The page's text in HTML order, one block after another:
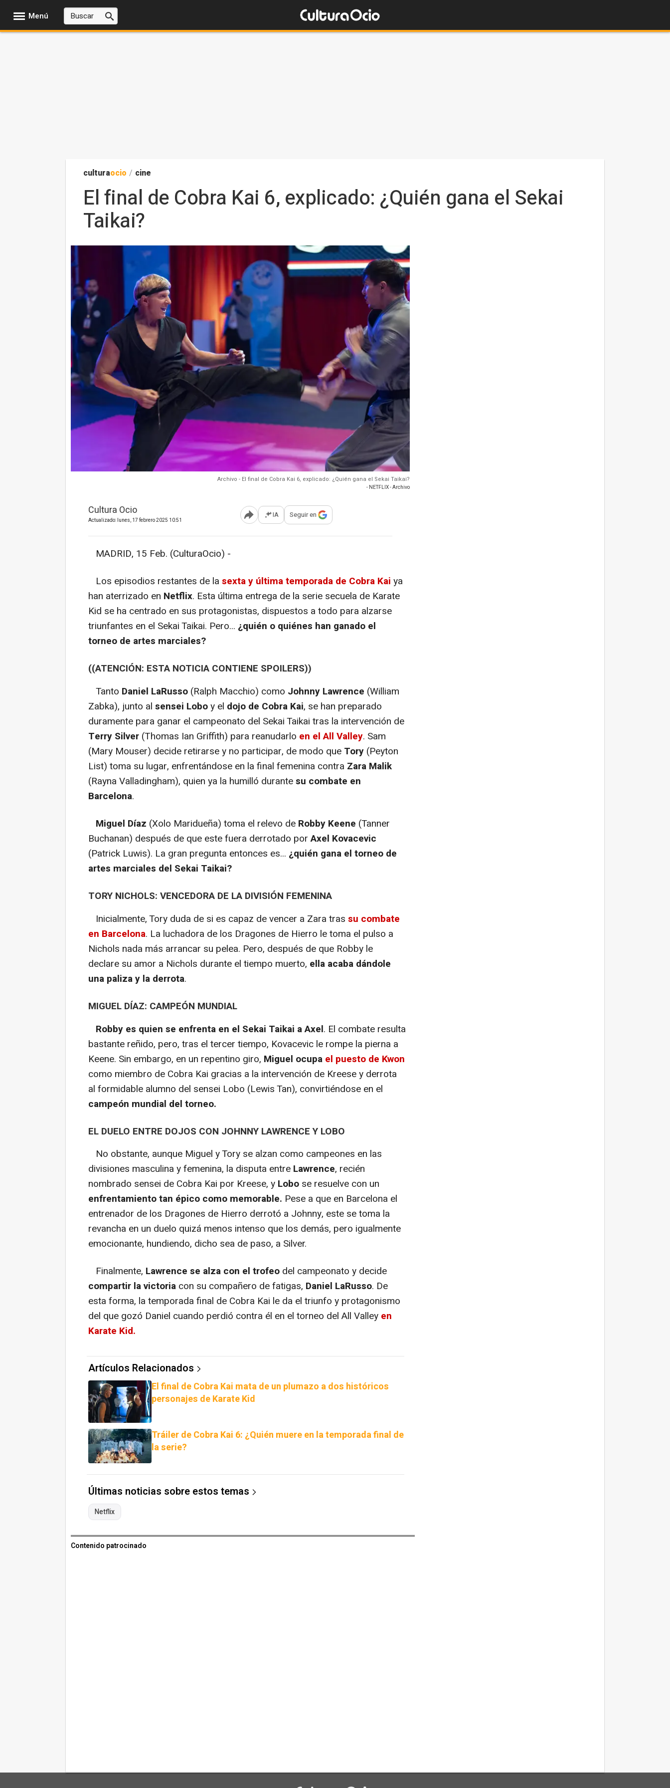
Menú
culturaocio / cine
El final de Cobra Kai 6, explicado: ¿Quién gana el Sekai
Taikai?
Archivo - El final de Cobra Kai 6, explicado: ¿Quién gana el Sekai Taikai?
- NETFLIX - Archivo
Cultura Ocio
Actualizado: lunes, 17 febrero 2025 10:51 Abrir opciones para compartir
IA Seguir en
MADRID, 15 Feb. (CulturaOcio) -
Los episodios restantes de la sexta y última temporada de Cobra Kai ya
han aterrizado en Netflix. Esta última entrega de la serie secuela de Karate
Kid se ha centrado en sus protagonistas, dispuestos a todo para alzarse
triunfantes en el Sekai Taikai. Pero... ¿quién o quiénes han ganado el
torneo de artes marciales?
((ATENCIÓN: ESTA NOTICIA CONTIENE SPOILERS))
Tanto Daniel LaRusso (Ralph Macchio) como Johnny Lawrence (William
Zabka), junto al sensei Loboy el dojo de Cobra Kai, se han preparado
duramente para ganar el campeonato del Sekai Taikai tras la intervención de
Terry Silver (Thomas Ian Griffith) para reanudarlo en el All Valley. Sam
(Mary Mouser) decide retirarse y no participar, de modo que Tory (Peyton
List) toma su lugar, enfrentándose en la final femenina contra Zara Malik
(Rayna Valladingham), quien ya la humilló durantesu combate en
Barcelona.
Miguel Díaz (Xolo Maridueña) toma el relevo de Robby Keene (Tanner
Buchanan) después de que este fuera derrotado porAxel Kovacevic
(Patrick Luwis). La gran pregunta entonces es... ¿quién gana el torneo de
artes marciales del Sekai Taikai?
TORY NICHOLS: VENCEDORA DE LA DIVISIÓN FEMENINA
Inicialmente, Tory duda de si es capaz de vencer a Zara tras su combate
en Barcelona. La luchadora de los Dragones de Hierro le toma el pulso a
Nichols nada más arrancar su pelea. Pero, después de que Robby le
declare su amor a Nichols durante el tiempo muerto, ella acaba dándole
una paliza y la derrota.
MIGUEL DÍAZ: CAMPEÓN MUNDIAL
Robby es quien se enfrenta en el Sekai Taikai a Axel. El combate resulta
bastante reñido, pero, tras el tercer tiempo, Kovacevic le rompe la pierna a
Keene. Sin embargo, en un repentino giro, Miguel ocupa el puesto de Kwon
como miembro de Cobra Kai gracias a la intervención de Kreese y derrota
al formidable alumno del sensei Lobo (Lewis Tan), convirtiéndose en el
campeón mundial del torneo.
EL DUELO ENTRE DOJOS CON JOHNNY LAWRENCE Y LOBO
No obstante, aunque Miguel y Tory se alzan como campeones en las
divisiones masculina y femenina, la disputa entre Lawrence, recién
nombrado sensei de Cobra Kai por Kreese, y Lobo se resuelve con un
enfrentamiento tan épico como memorable. Pese a que en Barcelona el
entrenador de los Dragones de Hierro derrotó a Johnny, este se toma la
revancha en un duelo quizá menos intenso que los demás, pero igualmente
emocionante, hundiendo, dicho sea de paso, a Silver.
Finalmente, Lawrence se alza con el trofeo del campeonato y decide
compartir la victoria con su compañero de fatigas, Daniel LaRusso. De
esta forma, la temporada final de Cobra Kai le da el triunfo y protagonismo
del que gozó Daniel cuando perdió contra él en el torneo del All Valley en
Karate Kid.
Artículos Relacionados
El final de Cobra Kai mata de un plumazo a dos históricos
personajes de Karate Kid
Tráiler de Cobra Kai 6: ¿Quién muere en la temporada final de
la serie?
Últimas noticias sobre estos temas
Netflix
Contenido patrocinado